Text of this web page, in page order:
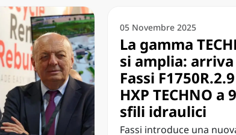
05 Novembre 2025
La gamma
si amplia:
Fassi F1750R.2.9
HXP TECHNO a 9
sfili idraulici
Fassi introduce una